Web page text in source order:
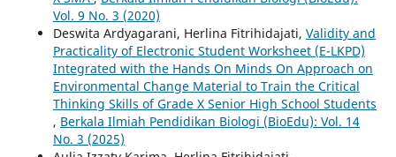
Vol. 9 No. 3 (2020)
Deswita Ardyagarani, Herlina Fitrihidajati, Validity and
Practicality of Electronic Student Worksheet (E-LKPD)
Integrated with the Hands On Minds On Approach on
Environmental Change Material to Train the Critical
Thinking Skills of Grade X Senior High School Students
, Berkala Ilmiah Pendidikan Biologi (BioEdu): Vol. 14
No. 3 (2025)